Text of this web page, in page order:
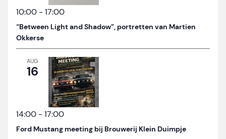
10:00 -17:00
“Between Light and Shadow”, portretten van Martien
Okkerse
AUG
16
14:00 -17:00
Ford Mustang meeting bij Brouwerij Klein Duimpje